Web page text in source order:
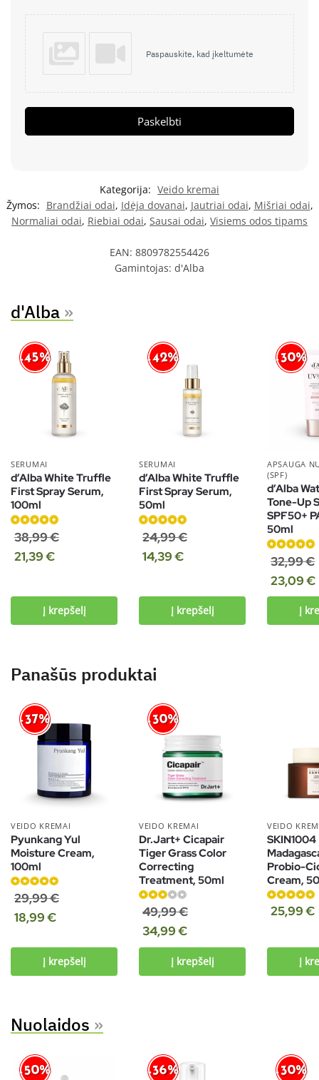
Paspauskite, kad įkeltumėte
Paskelbti
Kategorija: Veido kremai
Žymos: Brandžiai odai, Idėja dovanai, Jautriai odai, Mišriai odai,
Normaliai odai, Riebiai odai, Sausai odai, Visiems odos tipams
EAN: 8809782554426
Gamintojas: d'Alba
d'Alba »
-45%
SERUMAI
d’Alba White Truffle
First Spray Serum,
100ml
Įvertinimas:
iš 5
38,99€
21,39€
Į krepšelį
-42%
SERUMAI
d’Alba White Truffle
First Spray Serum,
50ml
Įvertinimas:
iš 5
24,99€
14,39€
Į krepšelį
-30%
APSAUGA
(SPF)
d’Alba
Tone-Up
SPF50+
50ml
Įvertinimas:
iš 5
32,99€
23,09€
Į
Panašūs produktai
-37%
VEIDO KREMAI
Pyunkang Yul
Moisture Cream,
100ml
Įvertinimas:
iš 5
29,99€
18,99€
Į krepšelį
-30%
VEIDO KREMAI
Dr.Jart+ Cicapair
Tiger Grass Color
Correcting
Treatment, 50ml
Įvertinimas:
iš 5
49,99€
34,99€
Į krepšelį
VEIDO
SKIN1004
Probio-
Cream,
Įvertinimas:
25,99€
Į
Nuolaidos »
-50% -36% -30%